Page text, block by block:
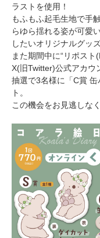
ラストを使用！
もふもふ起毛生地で手
らゆら揺れる姿が可愛
したいオリジナルグッ
また期間中に“リポス
X(旧Twitter)公式アカウ
抽選で3名様に「C賞
ト。
この機会をお見逃しな